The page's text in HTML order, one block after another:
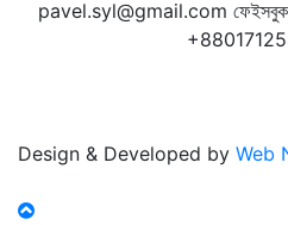
pavel.syl@gmail.com
Design & Developed by Web